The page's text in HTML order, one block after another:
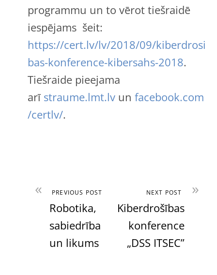
programmu un to vērot tiešraidē
iespējams šeit:
https://cert.lv/lv/2018/09/kiberdrosi
bas-konference-kibersahs-2018.
Tiešraide pieejama
arī straume.lmt.lv unfacebook.com
/certlv/.
« PREVIOUS POST
Robotika,
sabiedrība
un likums
»
NEXT POST
Kiberdrošības
konference
„DSS ITSEC”